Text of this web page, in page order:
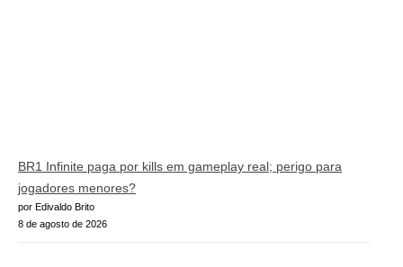
BR1 Infinite paga por kills em gameplay real; perigo para
jogadores menores?
por Edivaldo Brito
8 de agosto de 2026